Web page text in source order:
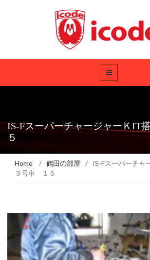
IS-FスーパーチャージャーＫIT
５
Home / 鶴田の部屋 /
IS-Fスーパーチャ
３号車 １５